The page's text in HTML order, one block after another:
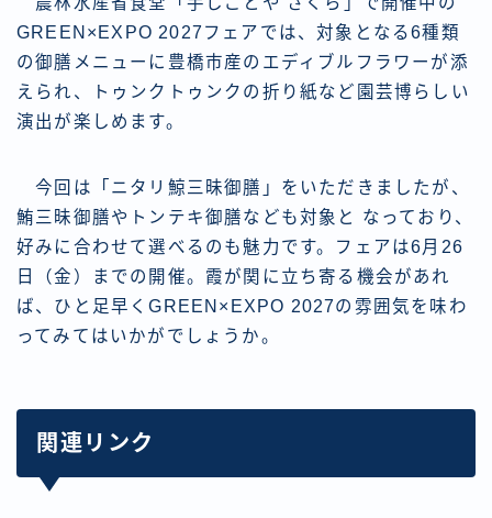
GREEN×EXPO 2027フェアでは、対象となる6種類
の御膳メニューに豊橋市産のエディブルフラワーが添
えられ、トゥンクトゥンクの折り紙など園芸博らしい
演出が楽しめます。
今回は「ニタリ鯨三昧御膳」をいただきましたが、
鮪三昧御膳やトンテキ御膳なども対象と なっており、
好みに合わせて選べるのも魅力です。フェアは6月26
日（金）までの開催。霞が関に立ち寄る機会があれ
ば、ひと足早くGREEN×EXPO 2027の雰囲気を味わ
ってみてはいかがでしょうか。
関連リンク